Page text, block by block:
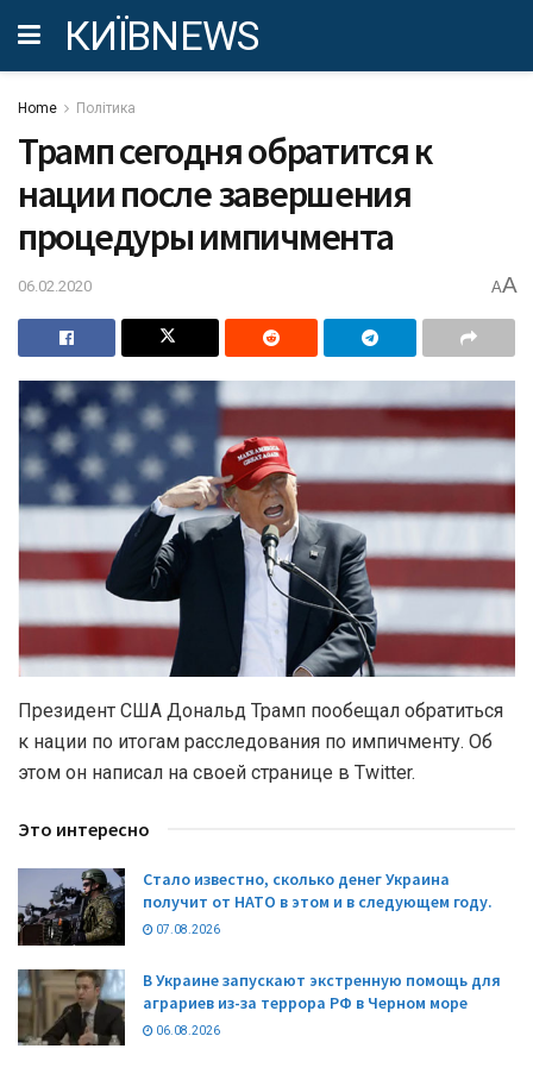
КИЇВNEWS
Home Політика
Трамп сегодня обратится к
нации после завершения
процедуры импичмента
06.02.2020 AA
Президент США Дональд Трамп пообещал обратиться
к нации по итогам расследования по импичменту. Об
этом он написал на своей странице в Twitter.
Это интересно
Стало известно, сколько денег Украина
получит от НАТО в этом и в следующем году.
07.08.2026
В Украине запускают экстренную помощь для
аграриев из-за террора РФ в Черном море
06.08.2026